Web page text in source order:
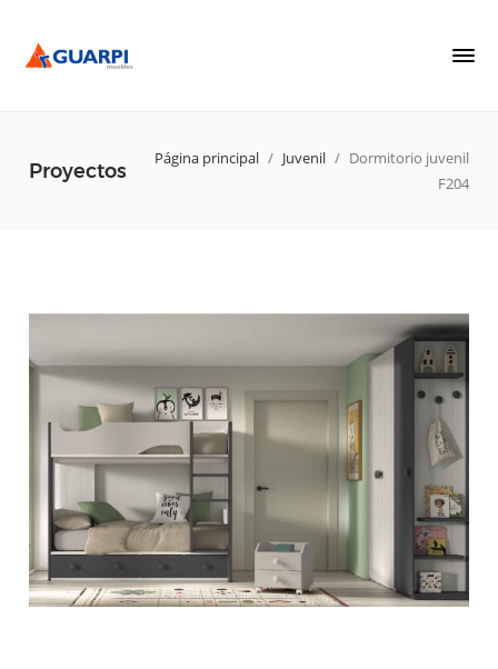
Proyectos
Página principal / Juvenil / Dormitorio juvenil
F204